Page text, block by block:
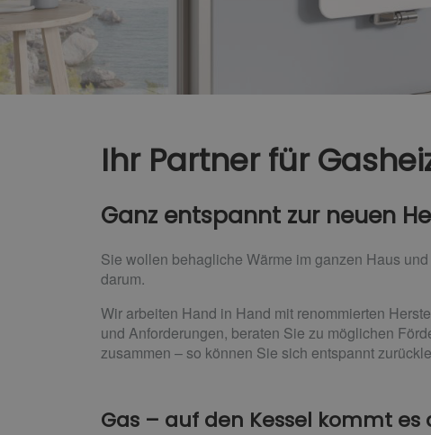
Ihr Partner für
Ganz entspannt zur neuen
Sie wollen behagliche Wärme im ganzen Haus
darum.
Wir arbeiten Hand in Hand mit renommierten
und Anforderungen, beraten Sie zu möglichen
zusammen – so können Sie sich entspannt
Gas – auf den Kessel kommt es